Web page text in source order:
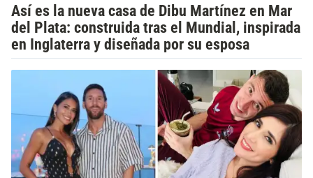
Así es la nueva casa de Dibu Martínez en Mar
del Plata: construida tras el Mundial, inspirada
en Inglaterra y diseñada por su esposa